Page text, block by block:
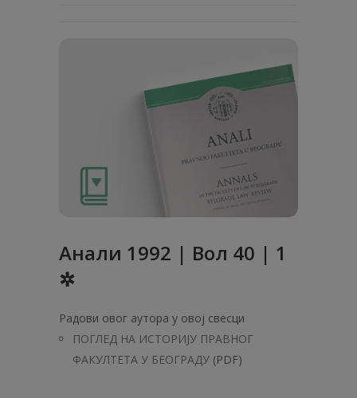
Анaли 1992 | Вол 40 | 1
✲
Радови овог аутора у овој свесци
ПОГЛЕД НА ИСТОРИЈУ ПРАВНОГ
ФАКУЛТЕТА У БЕОГРАДУ (PDF)